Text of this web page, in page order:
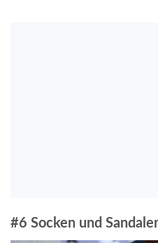
#6 Socken und